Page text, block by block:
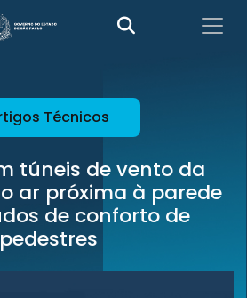
Técnicos
túneis de vento da
ar próxima à parede
de conforto de
pedestres